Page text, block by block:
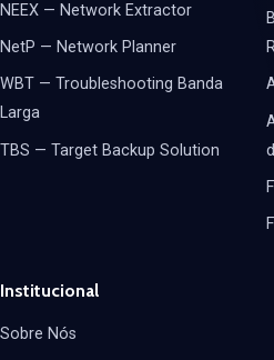
NEEX — Network Extractor
NetP — Network Planner
WBT — Troubleshooting Banda
Larga
TBS — Target Backup Solution
Institucional
Sobre Nós